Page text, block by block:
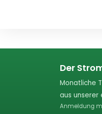
Der
Monatliche
aus unserer
Anmeldung